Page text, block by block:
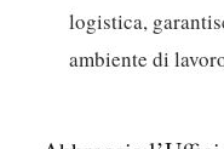
logistica,
ambiente di